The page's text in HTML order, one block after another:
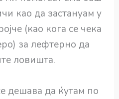
као да застануам у
(као кога се чека
за лефтерно да
ловишта.
дешава да ќутам по